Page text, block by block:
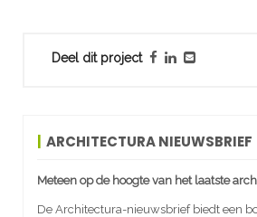
Deel dit project
ARCHITECTURA NIEUWSBRIEF
Meteen op de hoogte van het laatste
De Architectura-nieuwsbrief biedt een